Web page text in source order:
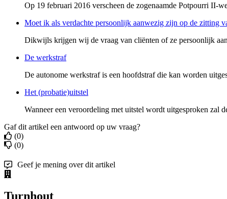
Op 19 februari 2016 verscheen de zogenaamde Potpourri II-
Moet ik als verdachte persoonlijk aanwezig zijn op de zitting
Dikwijls krijgen wij de vraag van cliënten of ze persoonlijk
De werkstraf
De autonome werkstraf is een hoofdstraf die kan worden
Het (probatie)uitstel
Wanneer een veroordeling met uitstel wordt uitgesproken zal
Gaf dit artikel een antwoord op uw vraag?
(0)
(0)
Geef je mening over dit artikel
Turnhout